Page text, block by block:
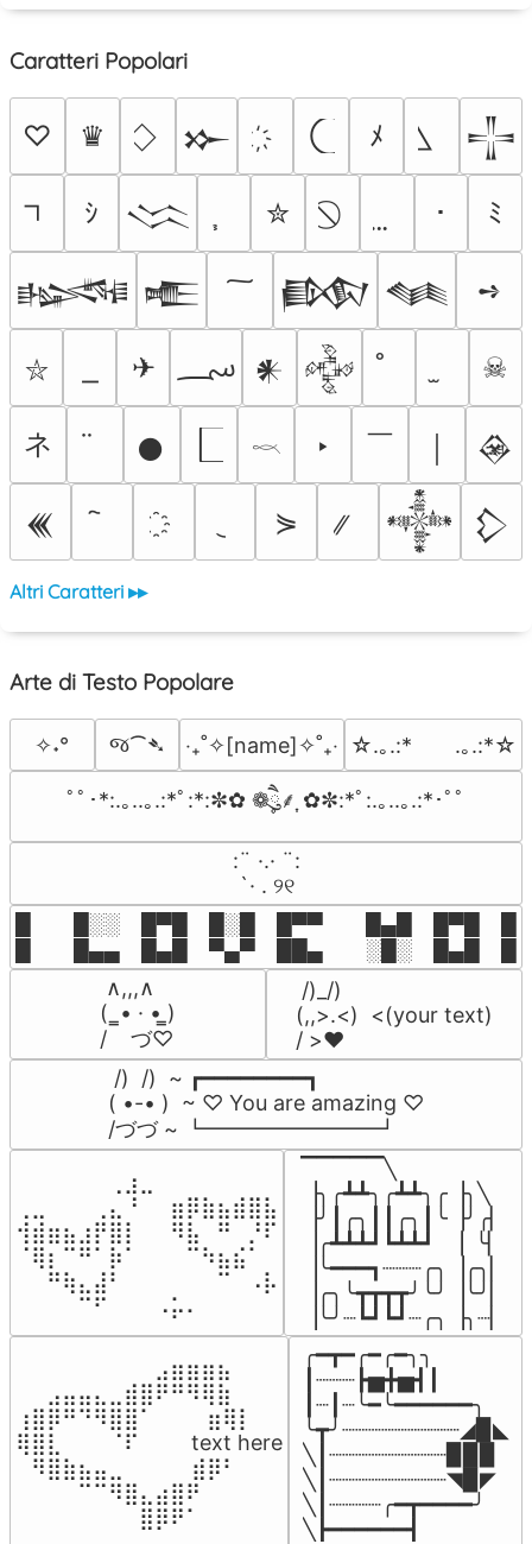
Caratteri Popolari
♡ ♛ 𒁍 ﾒ 𒋲
ｼ 𒈱 ✮ ･ ﾐ
𒈙 𒍫 𒁃 𒈝 ➺
⛥ ✈ ؄ 𒀭 𒅒 ☠
ネ 𒊹 𓎖 ‣ ￣ 𒊲
𒌍 ⋟ 𒀱 𒁷
Altri Caratteri ▸▸
Arte di Testo Popolare
✧˖° જ⁀➴ ‎‧₊˚✧[name]✧˚₊‧ ☆.｡.:*　　.｡.:*☆
ﾟﾟ･*:.｡..｡.:*ﾟ:*:✼✿ ❁ཻུ۪۪⸙͎ ✿✼:*ﾟ:.｡..｡.:*･ﾟﾟ
⠀:¨ ·.· ¨:⠀
⠀ `· . ୨୧⠀
█  █░░ █▀█ █░█ █▀▀  █▄█ █▀█
█  █▄▄ █▄█ ▀▄▀ ██▄  ░█░ █▄█
∧,,,∧
(  ̳• · • ̳)
/    づ♡
/)_/)
(,,>.<)  <(your text)
/ >❤️
/)  /)  ~ ┏━━━━━━━━┓
( •-• )  ~ ♡ You are amazing ♡
/づづ ~ ┗━━━━━━━━┛
⠀⠀⠀⠀⠀⠀⢀⣰⣀⠀⠀⠀⠀⠀⠀⠀⠀
⢀⣀⠀⠀⠀⢀⣄⠘⠀⠀⣶⡿⣷⣦⣾⣿⣧
⢺⣾⣶⣦⣰⡟⣿⡇⠀⠀⠻⣧⠀⠛⠀⡘⠏
⠈⢿⡆⠉⠛⠁⡷⠁⠀⠀⠀⠉⠳⣦⣮⠁⠀
⠀⠀⠛⢷⣄⣼⠃⠀⠀⠀⠀⠀⠀⠉⠀⠠⡧
⠀⠀⠀⠀⠉⠋⠀⠀⠀⠠⡥⠄⠀⠀⠀⠀⠀
▔▔▔▔▔╲
▕╮╭┻┻╮╭┻┻╮╭▕╮╲
▕╯┃╭╮┃┃╭╮┃╰▕╯╭▏
▕╭┻┻┻┛┗┻┻┛  ▕  ╰▏
▕╰━━━┓┈┈┈╭╮▕╭╮▏
▕╭╮╰┳┳┳┳╯╰╯▕╰╯▏
▕╰╯┈┗┛┗┛┈╭╮▕╮┈▏
⠀⠀⠀⠀⠀⠀⠀⠀⠀⣠⣶⣶⣶⣦⠀⠀
⠀⠀⣠⣤⣤⣄⣀⣾⣿⠟⠛⠻⢿⣷⠀
⢰⣿⡿⠛⠙⠻⣿⣿⠁⠀⠀ ⠀⣶⢿⡇
⢿⣿⣇⠀⠀⠀⠈⠏⠀⠀⠀ text here
⠀⠻⣿⣷⣦⣤⣀⠀⠀⠀ ⠀⣾⡿⠃⠀
⠀⠀⠀⠀⠉⠉⠻⣿⣄⣴⣿⠟⠀⠀⠀
⠀⠀⠀⠀⠀⠀⠀⠀⣿⡿⠟⠁⠀⠀⠀
╭━┳━╭━╭━╮╮
┃┈┈┈┣▅╋▅┫┃
┃┈┃┈╰━╰━━━━━━╮
╰┳╯┈┈┈┈┈┈┈┈┈◢▉◣
╲┃┈┈┈┈┈┈┈┈┈▉▉▉
╲┃┈┈┈┈┈┈┈┈┈◥▉◤
╲┃┈┈┈┈╭━┳━━━━╯
╲┣━━━━━━┫﻿